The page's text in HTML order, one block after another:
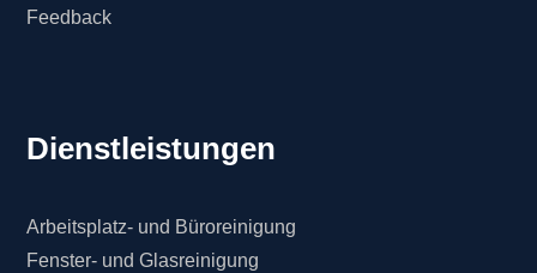
Feedback
Dienstleistungen
Arbeitsplatz- und Büroreinigung
Fenster- und Glasreinigung